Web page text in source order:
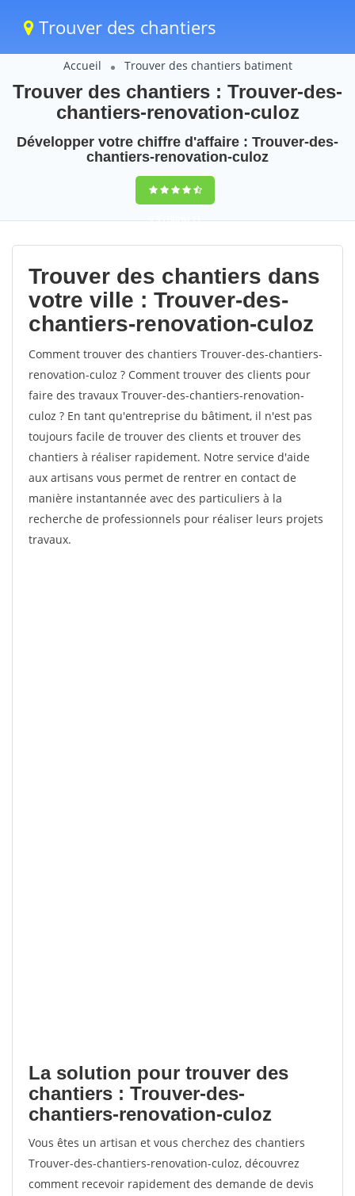
Trouver des chantiers
Accueil Trouver des chantiers batiment
Trouver des chantiers : Trouver-des-
chantiers-renovation-culoz
Développer votre chiffre d'affaire : Trouver-des-
chantiers-renovation-culoz
9,5(100%)71
votes
Trouver des chantiers dans
votre ville : Trouver-des-
chantiers-renovation-culoz
Comment trouver des chantiers Trouver-des-chantiers-
renovation-culoz ? Comment trouver des clients pour
faire des travaux Trouver-des-chantiers-renovation-
culoz ? En tant qu'entreprise du bâtiment, il n'est pas
toujours facile de trouver des clients et trouver des
chantiers à réaliser rapidement. Notre service d'aide
aux artisans vous permet de rentrer en contact de
manière instantannée avec des particuliers à la
recherche de professionnels pour réaliser leurs projets
travaux.
La solution pour trouver des
chantiers : Trouver-des-
chantiers-renovation-culoz
Vous êtes un artisan et vous cherchez des chantiers
Trouver-des-chantiers-renovation-culoz, découvrez
comment recevoir rapidement des demande de devis